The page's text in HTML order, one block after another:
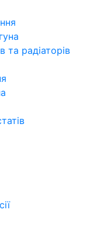
радіаторів